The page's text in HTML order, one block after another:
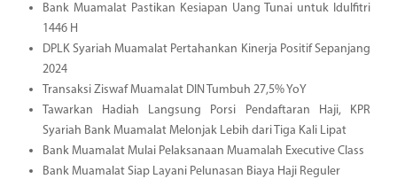
Bank Muamalat Pastikan Kesiapan Uang Tunai untuk Idulfitri
1446 H
DPLK Syariah Muamalat Pertahankan Kinerja Positif Sepanjang
2024
Transaksi Ziswaf Muamalat DIN Tumbuh 27,5% YoY
Tawarkan Hadiah Langsung Porsi Pendaftaran Haji, KPR
Syariah Bank Muamalat Melonjak Lebih dari Tiga Kali Lipat
Bank Muamalat Mulai Pelaksanaan Muamalah Executive Class
Bank Muamalat Siap Layani Pelunasan Biaya Haji Reguler